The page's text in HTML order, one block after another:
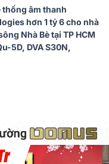
thống âm thanh
hơn 1 tỷ 6 cho nhà
Nhà Bè tại TP HCM
5D, DVA S30N,